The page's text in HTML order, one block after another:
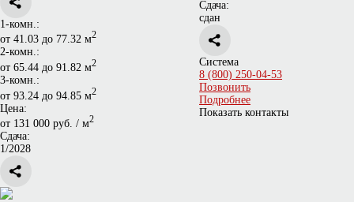
1-комн.:
от 41.03 до 77.32 м2
2-комн.:
от 65.44 до 91.82 м2
3-комн.:
от 93.24 до 94.85 м2
Цена:
от 131 000 руб. / м2
Сдача:
1/2028
Сдача:
сдан
Система
8 (800) 250-04-53
Позвонить
Подробнее
Показать контакты